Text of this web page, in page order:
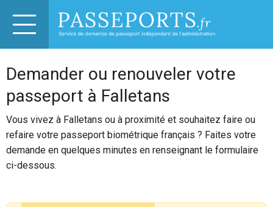
Demander ou renouveler votre
passeport à Falletans
Vous vivez à Falletans ou à proximité et souhaitez faire ou
refaire votre passeport biométrique français ? Faites votre
demande en quelques minutes en renseignant le formulaire
ci-dessous.